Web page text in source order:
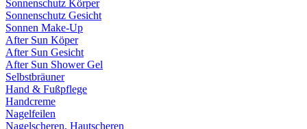
Sonnenschutz Körper
Sonnenschutz Gesicht
Sonnen Make-Up
After Sun Köper
After Sun Gesicht
After Sun Shower Gel
Selbstbräuner
Hand & Fußpflege
Handcreme
Nagelfeilen
Nagelscheren, Hautscheren